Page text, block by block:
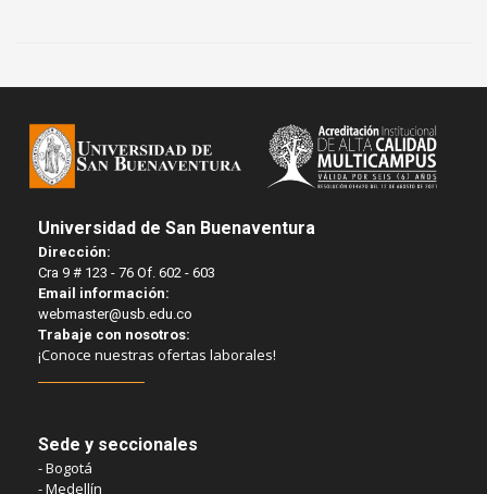
Universidad de San Buenaventura
Dirección:
Cra 9 # 123 - 76 Of. 602 - 603
Email información:
webmaster@usb.edu.co
Trabaje con nosotros:
¡Conoce nuestras ofertas laborales!
Sede y seccionales
- Bogotá
- Medellín